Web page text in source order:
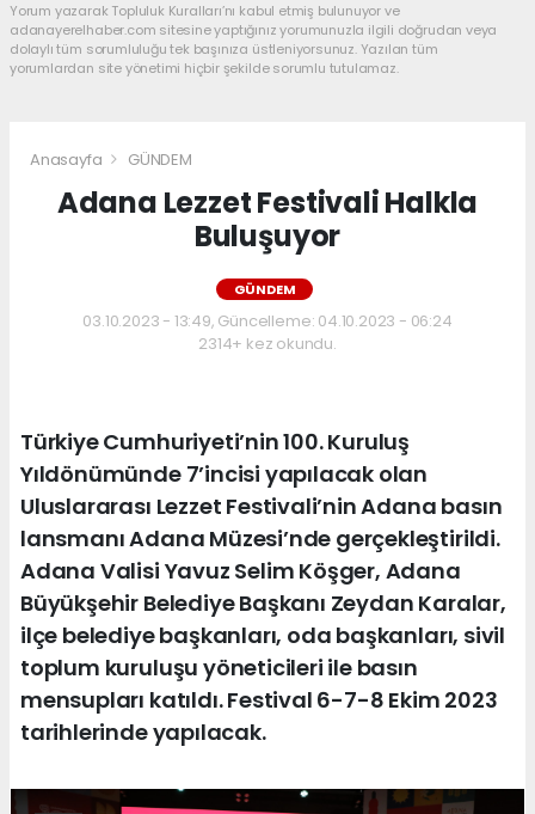
Yorum yazarak Topluluk Kuralları’nı kabul etmiş bulunuyor ve
adanayerelhaber.com sitesine yaptığınız yorumunuzla ilgili doğrudan veya
dolaylı tüm sorumluluğu tek başınıza üstleniyorsunuz. Yazılan tüm
yorumlardan site yönetimi hiçbir şekilde sorumlu tutulamaz.
Anasayfa GÜNDEM
Adana Lezzet Festivali Halkla
Buluşuyor
GÜNDEM
03.10.2023 - 13:49, Güncelleme: 04.10.2023 - 06:24
2314+ kez okundu.
Türkiye Cumhuriyeti’nin 100. Kuruluş
Yıldönümünde 7’incisi yapılacak olan
Uluslararası Lezzet Festivali’nin Adana basın
lansmanı Adana Müzesi’nde gerçekleştirildi.
Adana Valisi Yavuz Selim Köşger, Adana
Büyükşehir Belediye Başkanı Zeydan Karalar,
ilçe belediye başkanları, oda başkanları, sivil
toplum kuruluşu yöneticileri ile basın
mensupları katıldı. Festival 6-7-8 Ekim 2023
tarihlerinde yapılacak.